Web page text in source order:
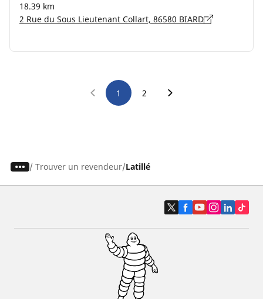
18.39 km
2 Rue du Sous Lieutenant Collart, 86580 BIARD
1 2
/ Trouver un revendeur Latillé